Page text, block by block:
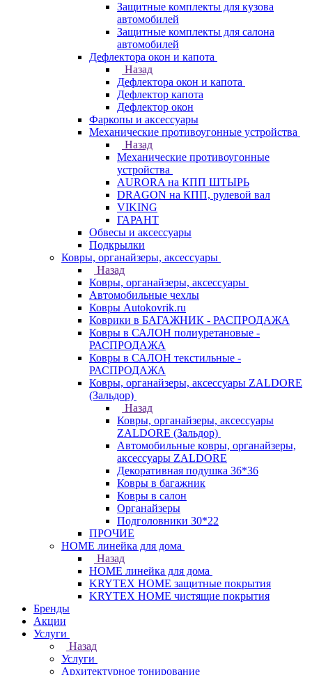
Защитные комплекты для кузова
автомобилей
Защитные комплекты для салона
автомобилей
Дефлектора окон и капота
Назад
Дефлектора окон и капота
Дефлектор капота
Дефлектор окон
Фаркопы и аксессуары
Механические противоугонные устройства
Назад
Механические противоугонные
устройства
AURORA на КПП ШТЫРЬ
DRAGON на КПП, рулевой вал
VIKING
ГАРАНТ
Обвесы и аксессуары
Подкрылки
Ковры, органайзеры, аксессуары
Назад
Ковры, органайзеры, аксессуары
Автомобильные чехлы
Ковры Autokovrik.ru
Коврики в БАГАЖНИК - РАСПРОДАЖА
Ковры в САЛОН полиуретановые -
РАСПРОДАЖА
Ковры в САЛОН текстильные -
РАСПРОДАЖА
Ковры, органайзеры, аксессуары ZALDORE
(Зальдор)
Назад
Ковры, органайзеры, аксессуары
ZALDORE (Зальдор)
Автомобильные ковры, органайзеры,
аксессуары ZALDORE
Декоративная подушка 36*36
Ковры в багажник
Ковры в салон
Органайзеры
Подголовники 30*22
ПРОЧИЕ
HOME линейка для дома
Назад
HOME линейка для дома
KRYTEX HOME защитные покрытия
KRYTEX HOME чистящие покрытия
Бренды
Акции
Услуги
Назад
Услуги
Архитектурное тонирование